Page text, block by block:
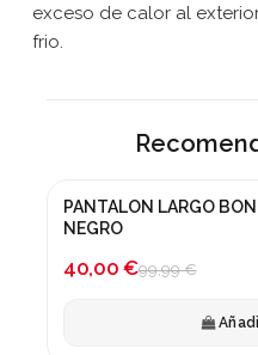
exceso de calor al
frio.
¡En oferta!
PANTALON LARGO
NEGRO
40,00 €99,99 €